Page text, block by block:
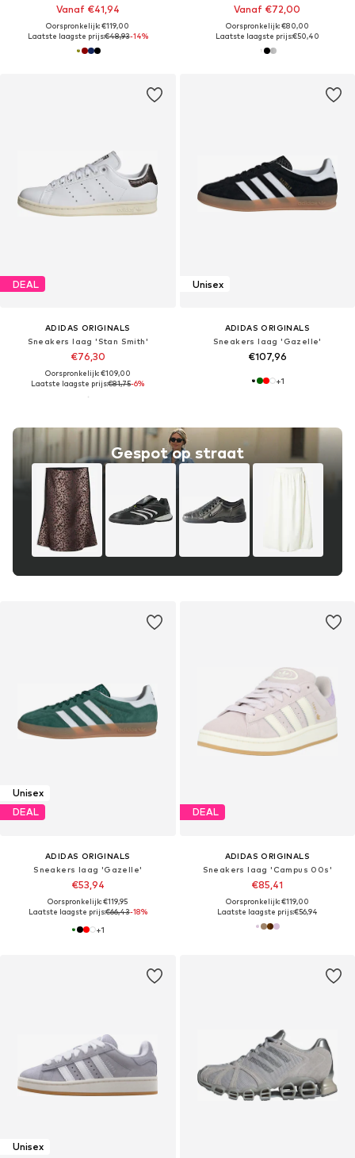
Vanaf €41,94
Oorspronkelijk: €119,00
Laatste laagste prijs:€48,93-14%
Vanaf €72,00
Oorspronkelijk: €80,00
Laatste laagste prijs:€50,40
DEAL
ADIDAS ORIGINALS
Sneakers laag 'Stan Smith'
€76,30
Oorspronkelijk: €109,00
Laatste laagste prijs:€81,75-6%
Gespot op straat
Unisex
ADIDAS ORIGINALS
Sneakers laag 'Gazelle'
€107,96
+1
Unisex
DEAL
ADIDAS ORIGINALS
Sneakers laag 'Gazelle'
€53,94
Oorspronkelijk: €119,95
Laatste laagste prijs:€66,43-18%
+1
DEAL
ADIDAS ORIGINALS
Sneakers laag 'Campus 00s'
€85,41
Oorspronkelijk: €119,00
Laatste laagste prijs:€56,94
Unisex